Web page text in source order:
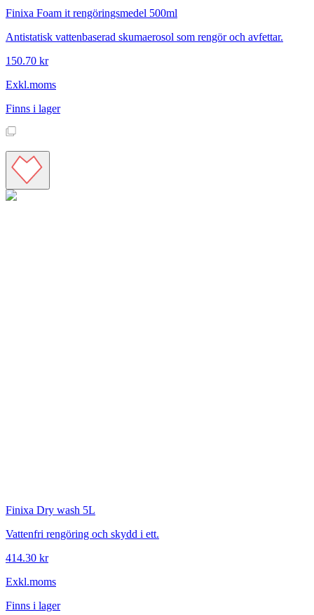
Finixa Foam it rengöringsmedel 500ml
Antistatisk vattenbaserad skumaerosol som rengör och avfettar.
150.70 kr
Exkl.moms
Finns i lager
Finixa Dry wash 5L
Vattenfri rengöring och skydd i ett.
414.30 kr
Exkl.moms
Finns i lager